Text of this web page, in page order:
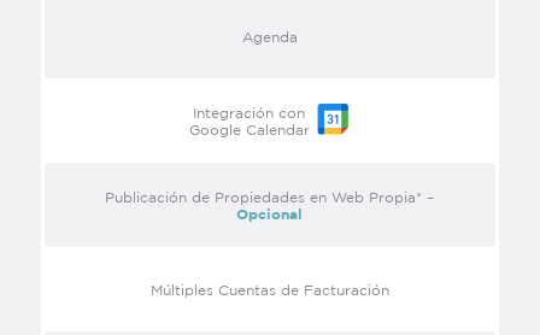
Agenda
Integración con
Google Calendar
Publicación de Propiedades en Web Propia* –
Opcional
Múltiples Cuentas de Facturación